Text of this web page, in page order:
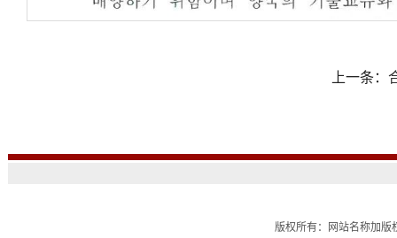
上一条：
版权所有：网站名称加